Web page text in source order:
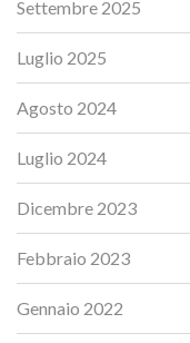
Settembre 2025
Luglio 2025
Agosto 2024
Luglio 2024
Dicembre 2023
Febbraio 2023
Gennaio 2022